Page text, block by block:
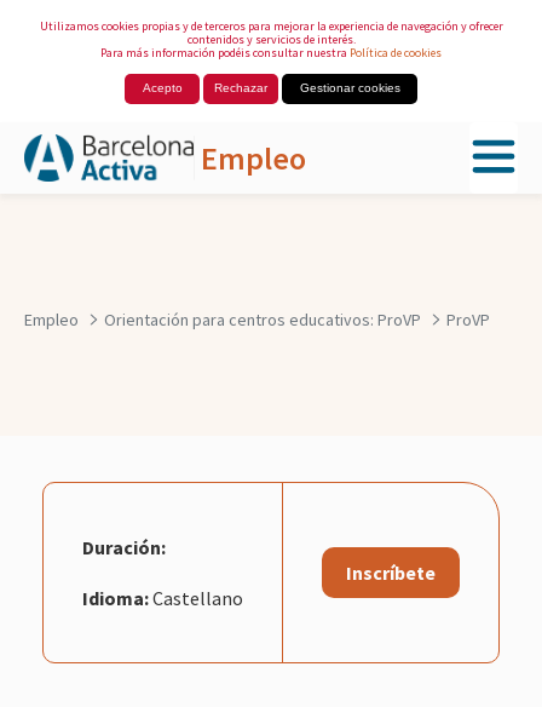
Utilizamos cookies propias y de terceros para mejorar la experiencia de navegación y ofrecer
contenidos y servicios de interés.
Para más información podéis consultar nuestra Política de cookies
Acepto Rechazar Gestionar cookies
Empleo
Empleo Orientación para centros educativos: ProVP ProVP
Duración:
Idioma:Castellano
Inscríbete